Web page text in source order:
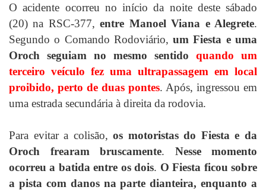
O acidente ocorreu no início da noite deste sábado
(20) na RSC-377,entre Manoel Viana e Alegrete.
Segundo o Comando Rodoviário,um Fiesta e uma
Oroch seguiam no mesmo sentido quando um
terceiro veículo fez uma ultrapassagem em local
proibido, perto de duas pontes. Após, ingressou em
uma estrada secundária à direita da rodovia.
Para evitar a colisão,os motoristas do Fiesta e da
Oroch frearam bruscamente. Nesse momento
ocorreu a batida entre os dois. O Fiesta ficou sobre
a pista com danos na parte dianteira, enquanto a